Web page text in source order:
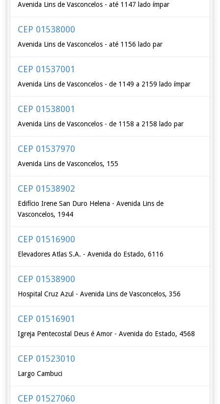
Avenida Lins de Vasconcelos - até 1147 lado ímpar
CEP 01538000
Avenida Lins de Vasconcelos - até 1156 lado par
CEP 01537001
Avenida Lins de Vasconcelos - de 1149 a 2159 lado ímpar
CEP 01538001
Avenida Lins de Vasconcelos - de 1158 a 2158 lado par
CEP 01537970
Avenida Lins de Vasconcelos, 155
CEP 01538902
Edifício Irene San Duro Helena - Avenida Lins de
Vasconcelos, 1944
CEP 01516900
Elevadores Atlas S.A. - Avenida do Estado, 6116
CEP 01538900
Hospital Cruz Azul - Avenida Lins de Vasconcelos, 356
CEP 01516901
Igreja Pentecostal Deus é Amor - Avenida do Estado, 4568
CEP 01523010
Largo Cambuci
CEP 01527060